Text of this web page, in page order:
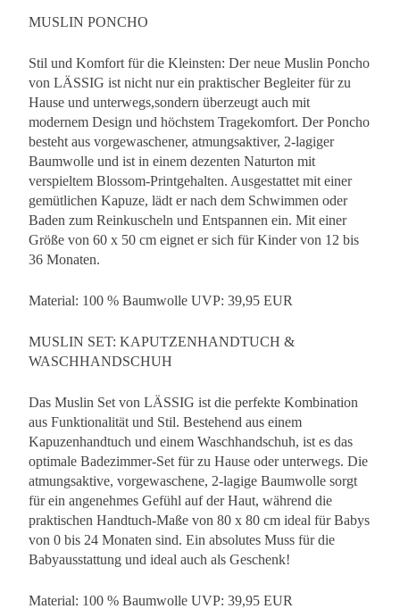
MUSLIN PONCHO
Stil und Komfort für die Kleinsten: Der neue Muslin Poncho
von LÄSSIG ist nicht nur ein praktischer Begleiter für zu
Hause und unterwegs,sondern überzeugt auch mit
modernem Design und höchstem Tragekomfort. Der Poncho
besteht aus vorgewaschener, atmungsaktiver, 2-lagiger
Baumwolle und ist in einem dezenten Naturton mit
verspieltem Blossom-Printgehalten. Ausgestattet mit einer
gemütlichen Kapuze, lädt er nach dem Schwimmen oder
Baden zum Reinkuscheln und Entspannen ein. Mit einer
Größe von 60 x 50 cm eignet er sich für Kinder von 12 bis
36 Monaten.
Material: 100 % Baumwolle UVP: 39,95 EUR
MUSLIN SET: KAPUTZENHANDTUCH &
WASCHHANDSCHUH
Das Muslin Set von LÄSSIG ist die perfekte Kombination
aus Funktionalität und Stil. Bestehend aus einem
Kapuzenhandtuch und einem Waschhandschuh, ist es das
optimale Badezimmer-Set für zu Hause oder unterwegs. Die
atmungsaktive, vorgewaschene, 2-lagige Baumwolle sorgt
für ein angenehmes Gefühl auf der Haut, während die
praktischen Handtuch-Maße von 80 x 80 cm ideal für Babys
von 0 bis 24 Monaten sind. Ein absolutes Muss für die
Babyausstattung und ideal auch als Geschenk!
Material: 100 % Baumwolle UVP: 39,95 EUR